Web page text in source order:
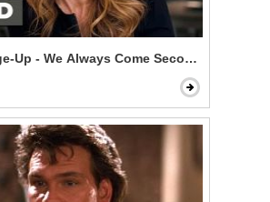
Up - We Always Come Second